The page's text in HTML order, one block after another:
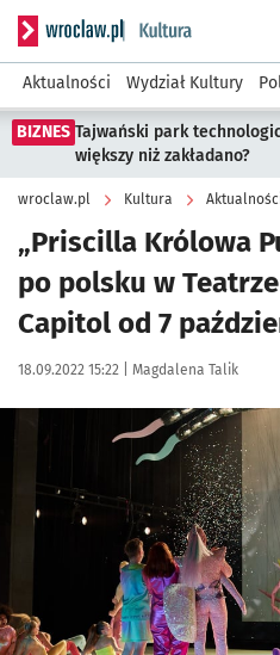
Serwis informacyjny
Aktualności Wydział Kultury
BIZNES Tajwański park
większy niż zakładano?
wroclaw.pl Kultura
„Priscilla Królowa
po polsku w
Capitol od 7
Data publikacji:
18.09.2022 15:22 | Autor:
Magdalena Talik
Kliknij, aby zobaczyć galerię